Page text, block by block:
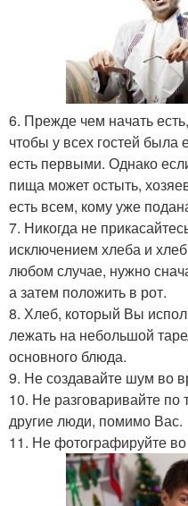
6. Прежде чем начать
чтобы у всех гостей была
есть первыми. Однако
пища может остыть,
есть всем, кому уже
7. Никогда не
исключением хлеба и
любом случае, нужно
а затем положить в рот.
8. Хлеб, который Вы
лежать на небольшой
основного блюда.
9. Не создавайте шум во
10. Не разговаривайте по
другие люди, помимо Вас.
11. Не фотографируйте